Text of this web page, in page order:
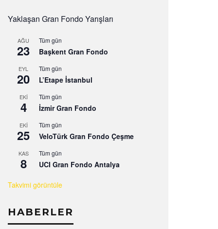
Yaklaşan Gran Fondo Yarışları
AĞU
23
Tüm gün
Başkent Gran Fondo
EYL
20
Tüm gün
L’Etape İstanbul
EKI
4
Tüm gün
İzmir Gran Fondo
EKI
25
Tüm gün
VeloTürk Gran Fondo Çeşme
KAS
8
Tüm gün
UCI Gran Fondo Antalya
Takvimi görüntüle
HABERLER